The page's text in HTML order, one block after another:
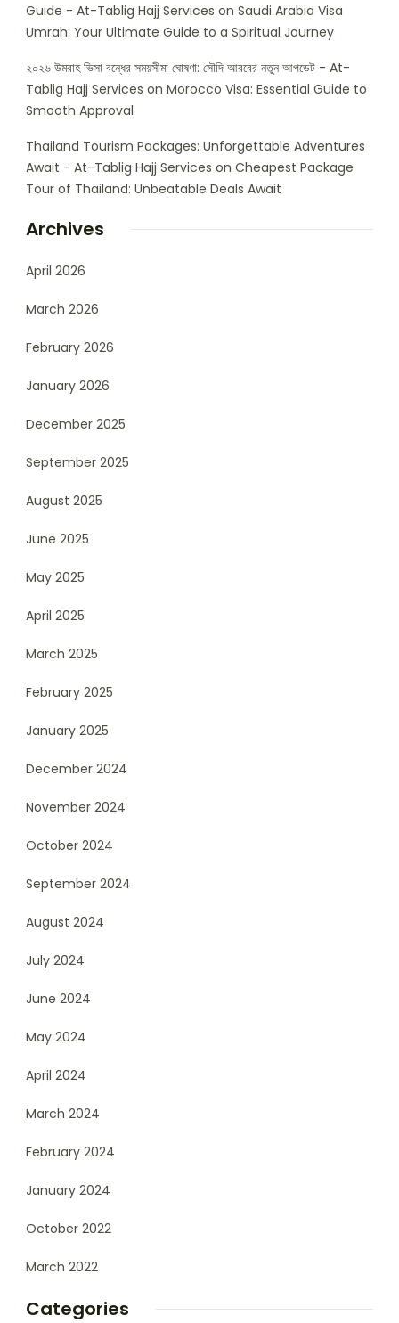
Guide - At-Tablig Hajj Services on Saudi Arabia Visa
Umrah: Your Ultimate Guide to a Spiritual Journey
২০২৬ উমরাহ ভিসা বন্ধের সময়সীমা ঘোষণা: সৌদি আরবের নতুন আপডেট - At-
Tablig Hajj Services on Morocco Visa: Essential Guide to
Smooth Approval
Thailand Tourism Packages: Unforgettable Adventures
Await - At-Tablig Hajj Services on Cheapest Package
Tour of Thailand: Unbeatable Deals Await
Archives
April 2026
March 2026
February 2026
January 2026
December 2025
September 2025
August 2025
June 2025
May 2025
April 2025
March 2025
February 2025
January 2025
December 2024
November 2024
October 2024
September 2024
August 2024
July 2024
June 2024
May 2024
April 2024
March 2024
February 2024
January 2024
October 2022
March 2022
Categories